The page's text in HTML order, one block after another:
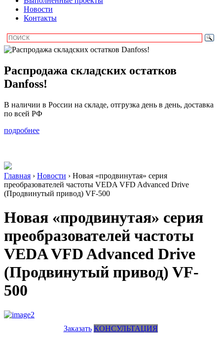
Новости
Контакты
Распродажа складских остатков
Danfoss!
В наличии в России на складе, отгрузка день в день, доставка
по всей РФ
подробнее
Главная › Новости › Новая «продвинутая» серия
преобразователей частоты VEDA VFD Advanced Drive
(Продвинутый привод) VF-500
Новая «продвинутая» серия
преобразователей частоты
VEDA VFD Advanced Drive
(Продвинутый привод) VF-
500
Заказать КОНСУЛЬТАЦИЯ